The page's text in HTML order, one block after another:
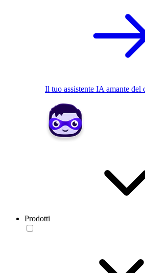
Il tuo assistente IA amante del
Prodotti